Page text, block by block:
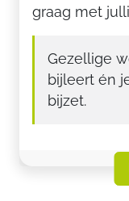
graag met
Gezellige
bijleert én
bijzet.